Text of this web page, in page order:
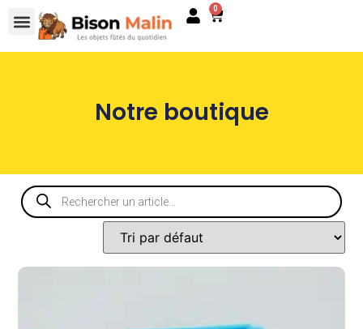
0
Notre boutique